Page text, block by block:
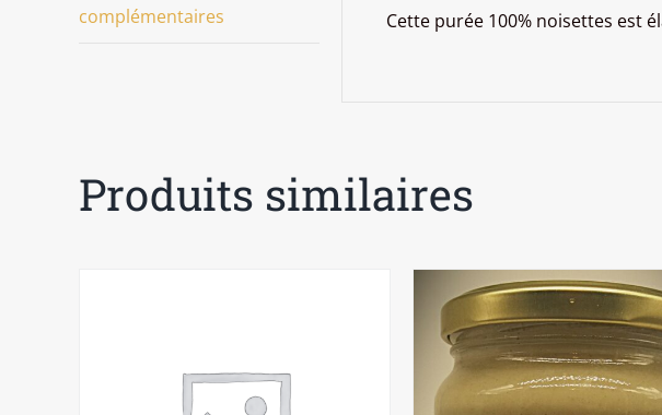
complémentaires
Cette purée 100% noisettes est
Produits similaires